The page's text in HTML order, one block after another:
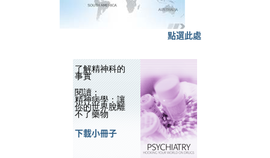
點選此處
了解精神科的
事實
閱讀：
精神病學：讓
你的世界脫離
不了藥物
下載小冊子